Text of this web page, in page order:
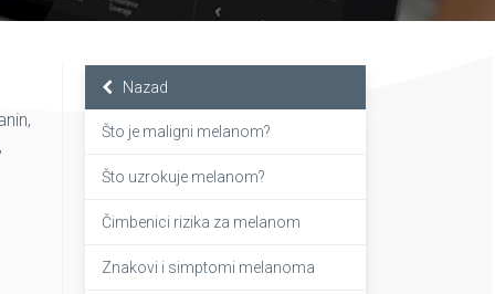
Nazad
Što je maligni melanom?
Što uzrokuje melanom?
Čimbenici rizika za melanom
Znakovi i simptomi melanoma